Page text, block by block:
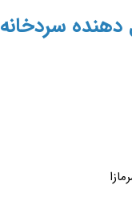
سردخانه